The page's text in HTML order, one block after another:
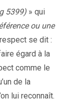
5399) » qui
ou une
se dit :
égard à la
comme le
de la
lui reconnaît.